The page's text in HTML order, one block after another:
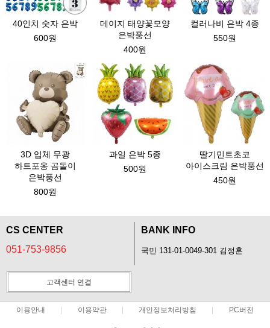
40인치 숫자 은박
600원
데이지 태양꽃모양
은박풍선
400원
컬러나비 은박 4종
550원
3D 입체 무광
하트포옹 곰돌이
은박풍선
800원
과일 은박 5종
500원
딸기민트초코
아이스크림 은박풍선
450원
CS CENTER
051-753-9856
BANK INFO
국민 131-01-0049-301 김정훈
고객센터 연결
이용안내 이용약관 개인정보처리방침 PC버전